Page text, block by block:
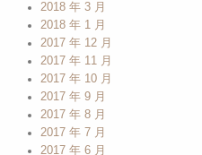
2018 年 3 月
2018 年 1 月
2017 年 12 月
2017 年 11 月
2017 年 10 月
2017 年 9 月
2017 年 8 月
2017 年 7 月
2017 年 6 月